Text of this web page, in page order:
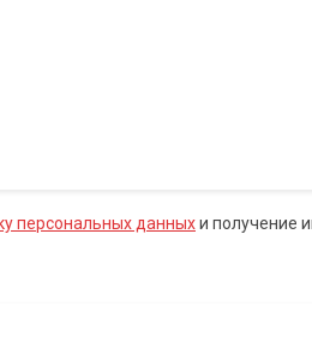
персональных данныхи получение